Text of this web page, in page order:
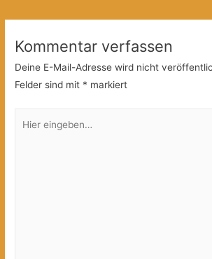
Kommentar verfassen
Deine E-Mail-Adresse wird nicht
Felder sind mit * markiert
eingeben…